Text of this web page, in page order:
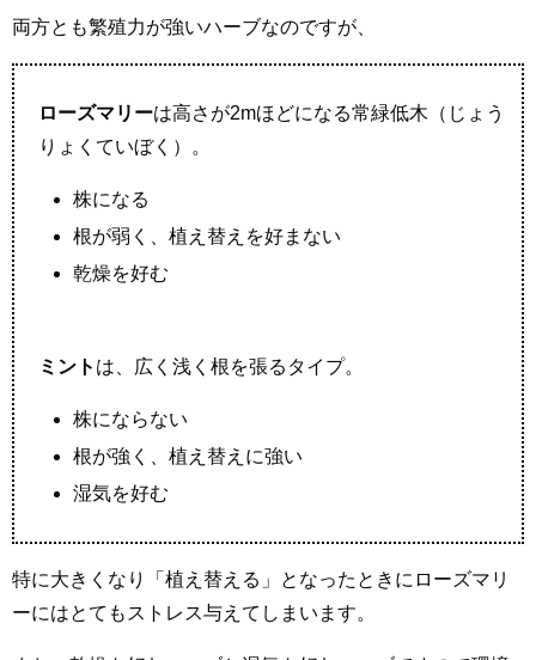
両方とも繁殖力が強いハーブなのですが、
ローズマリーは高さが2mほどになる常緑低木（じょう
りょくていぼく）。
株になる
根が弱く、植え替えを好まない
乾燥を好む
ミント は、広く浅く根を張るタイプ。
株にならない
根が強く、植え替えに強い
湿気を好む
特に大きくなり「植え替える」となったときにローズマリ
ーにはとてもストレス与えてしまいます。